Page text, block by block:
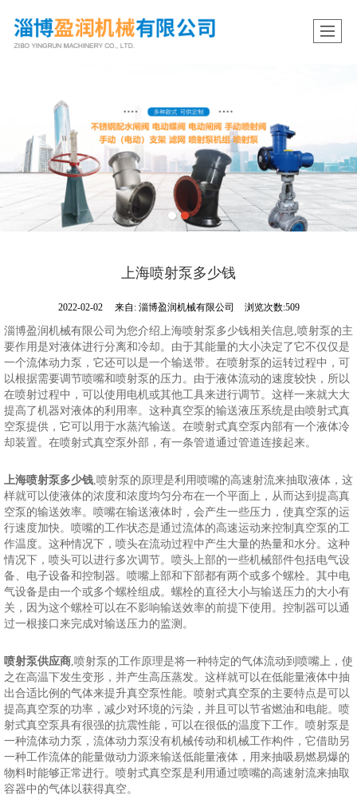
上海喷射泵多少钱
2022-02-02 来自: 淄博盈润机械有限公司 浏览次数:509
淄博盈润机械有限公司为您介绍上海喷射泵多少钱相关信息,喷射泵的主
要作用是对液体进行分离和冷却。由于其能量的大小决定了它不仅仅是
一个流体动力泵，它还可以是一个输送带。在喷射泵的运转过程中，可
以根据需要调节喷嘴和喷射泵的压力。由于液体流动的速度较快，所以
在喷射过程中，可以使用电机或其他工具来进行调节。这样一来就大大
提高了机器对液体的利用率。这种真空泵的输送液压系统是由喷射式真
空泵提供，它可以用于水蒸汽输送。在喷射式真空泵内部有一个液体冷
却装置。在喷射式真空泵外部，有一条管道通过管道连接起来。
上海喷射泵多少钱,喷射泵的原理是利用喷嘴的高速射流来抽取液体，这
样就可以使液体的浓度和浓度均匀分布在一个平面上，从而达到提高真
空泵的输送效率。喷嘴在输送液体时，会产生一些压力，使真空泵的运
行速度加快。喷嘴的工作状态是通过流体的高速运动来控制真空泵的工
作温度。这种情况下，喷头在流动过程中产生大量的热量和水分。这种
情况下，喷头可以进行多次调节。喷头上部的一些机械部件包括电气设
备、电子设备和控制器。喷嘴上部和下部都有两个或多个螺栓。其中电
气设备是由一个或多个螺栓组成。螺栓的直径大小与输送压力的大小有
关，因为这个螺栓可以在不影响输送效率的前提下使用。控制器可以通
过一根接口来完成对输送压力的监测。
喷射泵供应商,喷射泵的工作原理是将一种特定的气体流动到喷嘴上，使
之在高温下发生变形，并产生高压蒸发。这样就可以在低能量液体中抽
出合适比例的气体来提升真空泵性能。喷射式真空泵的主要特点是可以
提高真空泵的功率，减少对环境的污染，并且可以节省燃油和电能。喷
射式真空泵具有很强的抗震性能，可以在很低的温度下工作。喷射泵是
一种流体动力泵，流体动力泵没有机械传动和机械工作构件，它借助另
一种工作流体的能量做动力源来输送低能量液体，用来抽吸易燃易爆的
物料时能够正常进行。喷射式真空泵是利用通过喷嘴的高速射流来抽取
容器中的气体以获得真空。